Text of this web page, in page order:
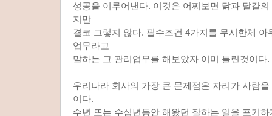
성공을 이루어낸다. 이것은 어찌보면 닭과 달걀
지만
결코 그렇지 않다. 필수조건 4가지를 무시한체 아
업무라고
말하는 그 관리업무를 해보았자 이미 틀린것이다.
우리나라 회사의 가장 큰 문제점은 자리가 사람
이다.
수년 또는 수십년동안 해왔던 잘하는 일을 포기